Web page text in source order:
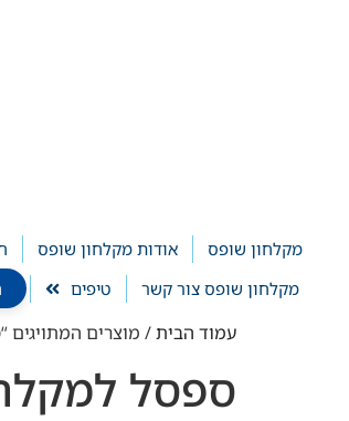
מקלחון שופס אודות מקלחון שופס
מקלחון שופס צור קשר
טיפים
עמוד הבית/ מוצרים
ספסל